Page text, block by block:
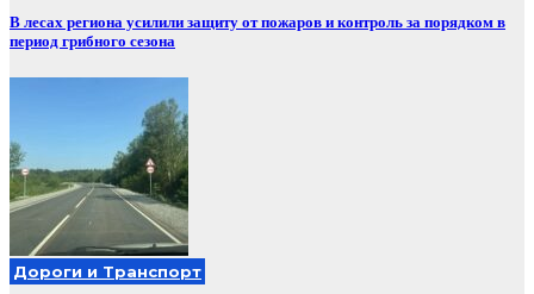
В лесах региона усилили защиту от пожаров и контроль за порядком в
период грибного сезона
Дороги и Транспорт